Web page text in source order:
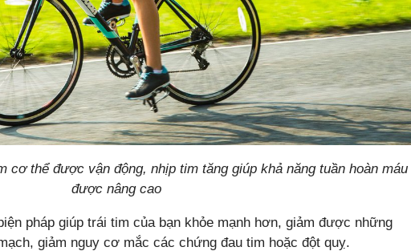
cơ thể được vận động, nhịp tim tăng giúp khả năng tuần hoàn máu
được nâng cao
pháp giúp trái tim của bạn khỏe mạnh hơn, giảm được những
giảm nguy cơ mắc các chứng đau tim hoặc đột quỵ.